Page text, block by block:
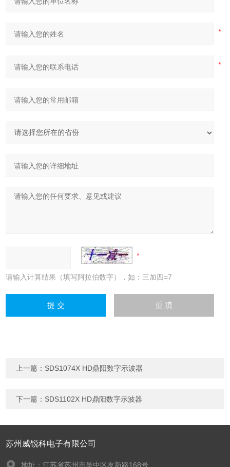
请输入计算结果（填写阿拉伯数字），如：三加四=7
上一篇： SDS1074X HD鼎阳数字示波器
下一篇： SDS1102X HD鼎阳数字示波器
苏州威锐科电子有限公司
地址：江苏省苏州市吴中区友新路168号